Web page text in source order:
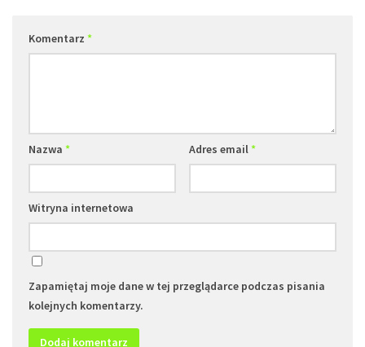
Komentarz *
Nazwa * Adres email*
Witryna internetowa
Zapamiętaj moje dane w tej przeglądarce podczas pisania
kolejnych komentarzy.